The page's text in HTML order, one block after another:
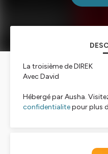
La troisième de DIREK
Avec David
Hébergé par Ausha.
confidentialitepour plus